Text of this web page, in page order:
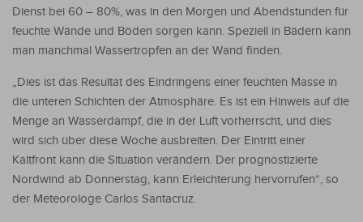
Dienst bei 60 – 80%, was in den Morgen und Abendstunden für
feuchte Wände und Böden sorgen kann. Speziell in Bädern kann
man manchmal Wassertropfen an der Wand finden.
„Dies ist das Resultat des Eindringens einer feuchten Masse in
die unteren Schichten der Atmosphäre. Es ist ein Hinweis auf die
Menge an Wasserdampf, die in der Luft vorherrscht, und dies
wird sich über diese Woche ausbreiten. Der Eintritt einer
Kaltfront kann die Situation verändern. Der prognostizierte
Nordwind ab Donnerstag, kann Erleichterung hervorrufen“, so
der Meteorologe Carlos Santacruz.